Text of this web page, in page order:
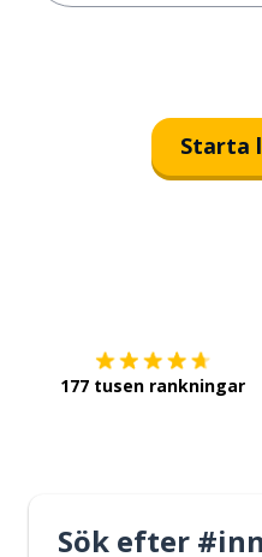
Starta
177 tusen rankningar
Sök efter